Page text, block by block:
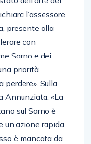
l’assessore
presente alla
con
Sarno e dei
priorità
perdere». Sulla
Annunziata: «La
sul Sarno è
rapida,
è mancata da